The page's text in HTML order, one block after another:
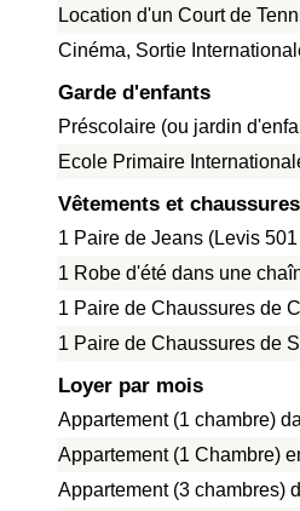
Location d'un Court de
Cinéma, Sortie
Garde d'enfants
Préscolaire (ou jardin
Ecole Primaire
Vêtements et chaussures
1 Paire de Jeans (Levis
1 Robe d'été dans une
1 Paire de Chaussures de
1 Paire de Chaussures de
Loyer par mois
Appartement (1 chambre)
Appartement (1 Chambre)
Appartement (3 chambres)